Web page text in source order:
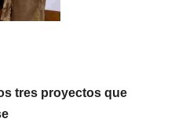
tres proyectos que